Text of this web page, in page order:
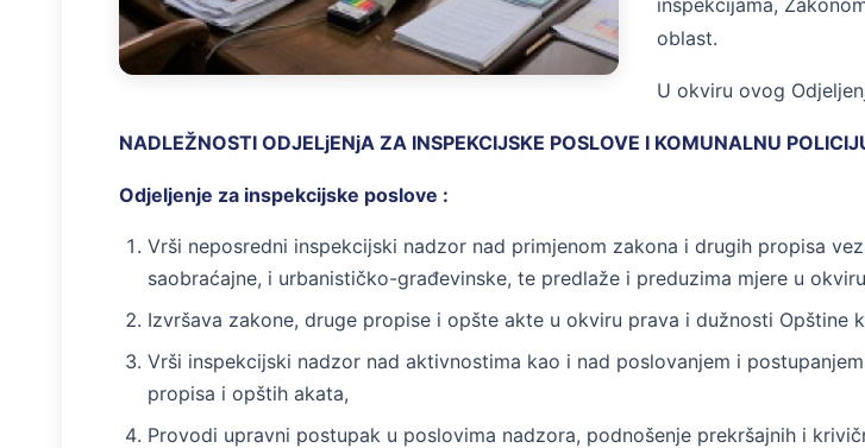
inspekcijama,
oblast.
U okviru ovog
NADLEŽNOSTI ODJELjENjA ZA INSPEKCIJSKE POSLOVE I KOMUNALNU
Odjeljenje za inspekcijske poslove :
Vrši neposredni inspekcijski nad­zor nad primjenom zakona i drugih propisa
saobraćajne, i urbanističko-građevinske, te predlaže i preduzima mjere u
Izvršava zakone, druge propise i opšte akte u okviru prava i dužnosti Opštine
Vrši inspekcijski nadzor nad aktivnostima kao i nad poslovanjem i
propisa i opštih akata,
Provodi upravni postupak u poslovima nadzora, podnošenje prekršajnih i